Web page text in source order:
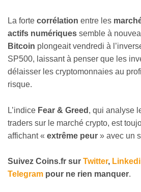
La forte corrélation entre les
actifs numériques semble à
Bitcoin plongeait vendredi à
SP500, laissant à penser que les
délaisser les cryptomonnaies au
risque.
L’indice Fear & Greed , qui analyse
traders sur le marché crypto, est
affichant « extrême peur » avec un
Suivez Coins.fr sur Twitter,
Telegram pour ne rien manquer.